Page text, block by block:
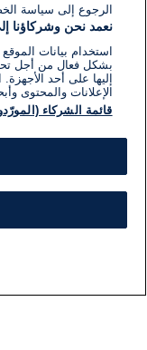
الرجوع إلى سياسة
نعمد نحن وشركاؤنا
استخدام بيانات
بشكل فعال من أجل
إليها على أحد
الإعلانات والمحتوى
قائمة الشركاء